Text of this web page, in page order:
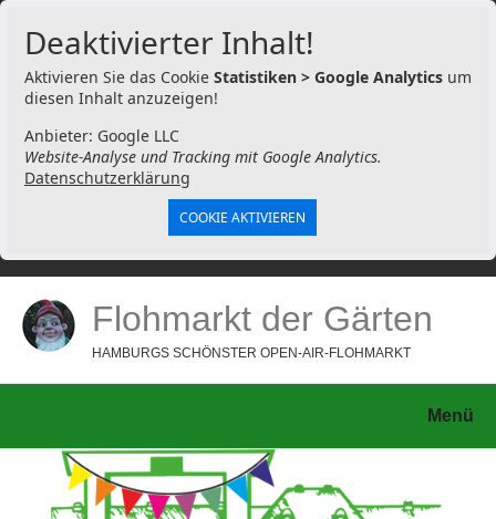
Deaktivierter Inhalt!
Aktivieren Sie das Cookie Statistiken > Google Analytics um
diesen Inhalt anzuzeigen!
Anbieter: Google LLC
Website-Analyse und Tracking mit Google Analytics.
Datenschutzerklärung
COOKIE AKTIVIEREN
Flohmarkt der Gärten
HAMBURGS SCHÖNSTER OPEN-AIR-FLOHMARKT
Menü